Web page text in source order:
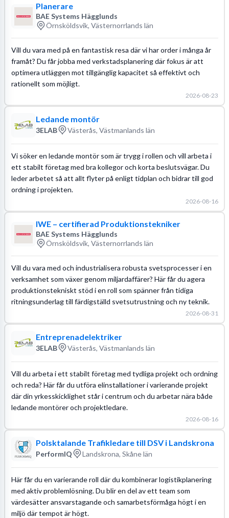
Planerare
BAE Systems Hägglunds
Örnsköldsvik, Västernorrlands län
Vill du vara med på en fantastisk resa där vi har order i många år
framåt? Du får jobba med verkstadsplanering där fokus är att
optimera utläggen mot tillgänglig kapacitet så effektivt och
rationellt som möjligt.
2026-08-23
Ledande montör
3ELAB Västerås, Västmanlands län
Vi söker en ledande montör som är trygg i rollen och vill arbeta i
ett stabilt företag med bra kollegor och korta beslutsvägar. Du
leder arbetet så att allt flyter på enligt tidplan och bidrar till god
ordning i projekten.
2026-08-16
IWE – certifierad Produktionstekniker
BAE Systems Hägglunds
Örnsköldsvik, Västernorrlands län
Vill du vara med och industrialisera robusta svetsprocesser i en
verksamhet som växer genom miljardaffärer? Här får du agera
produktionstekniskt stöd i en roll som spänner från tidiga
ritningsunderlag till färdigställd svetsutrustning och ny teknik.
2026-08-31
Entreprenadelektriker
3ELAB Västerås, Västmanlands län
Vill du arbeta i ett stabilt företag med tydliga projekt och ordning
och reda? Här får du utföra elinstallationer i varierande projekt
där din yrkesskicklighet står i centrum och du arbetar nära både
ledande montörer och projektledare.
2026-08-16
Polsktalande Trafikledare till DSV i Landskrona
PerformIQ Landskrona, Skåne län
Här får du en varierande roll där du kombinerar logistikplanering
med aktiv problemlösning. Du blir en del av ett team som
värdesätter ansvarstagande och samarbetsförmåga högt i en
miljö där tempot är högt.